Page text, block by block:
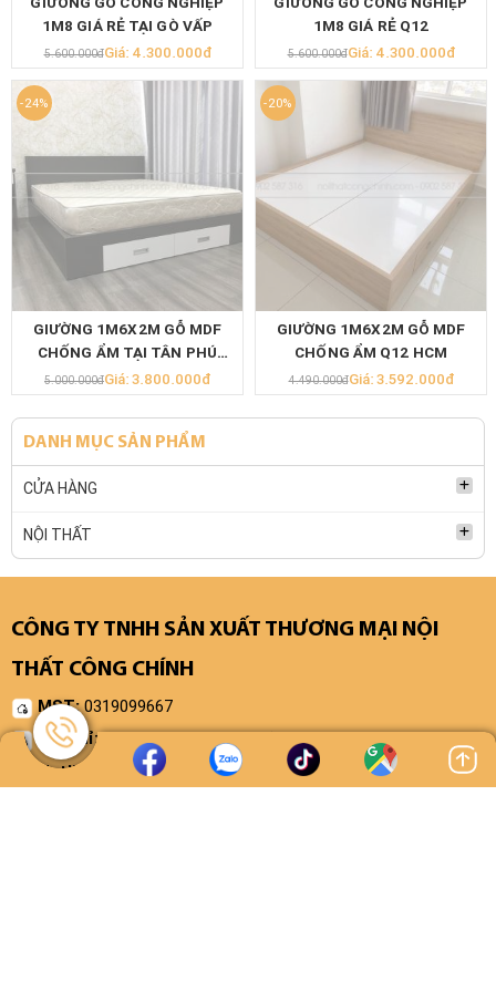
DANH MỤC SẢN PHẨM
CỬA HÀNG
NỘI THẤT
1M8 GIÁ RẺ TẠI GÒ VẤP
5.600.000đGiá: 4.300.000đ
1M8 GIÁ RẺ Q12
5.600.000đGiá: 4.300.000đ
-24%
GIƯỜNG 1M6X2M GỖ MDF
CHỐNG ẨM TẠI TÂN PHÚ
HCM
5.000.000đGiá: 3.800.000đ
-20%
GIƯỜNG 1M6X2M GỖ MDF
CHỐNG ẨM Q12 HCM
4.490.000đGiá: 3.592.000đ
CÔNG TY TNHH SẢN XUẤT THƯƠNG MẠI NỘI
THẤT CÔNG CHÍNH
MST:0319099667
Địa chỉ: 93/45 Huỳnh Thị Na, Xã Đông Thạnh, HCM
Hotline/
Zalo:0902 587 316